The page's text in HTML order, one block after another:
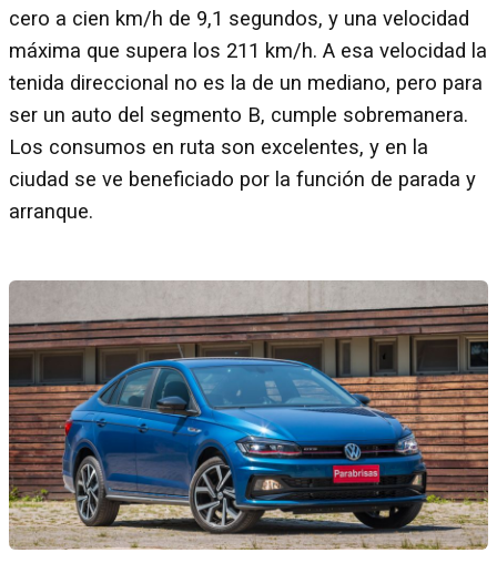
cero a cien km/h de 9,1 segundos, y una velocidad
máxima que supera los 211 km/h. A esa velocidad la
tenida direccional no es la de un mediano, pero para
ser un auto del segmento B, cumple sobremanera.
Los consumos en ruta son excelentes, y en la
ciudad se ve beneficiado por la función de parada y
arranque.